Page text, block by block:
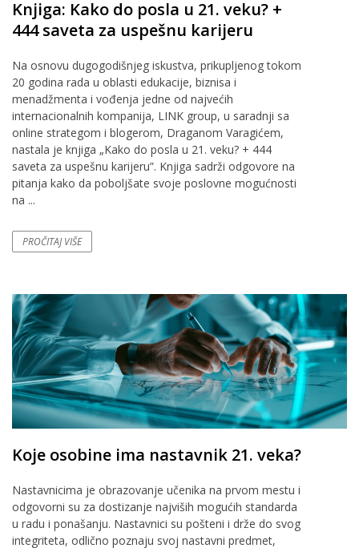
Knjiga: Kako do posla u 21. veku? +
444 saveta za uspešnu karijeru
Na osnovu dugogodišnjeg iskustva, prikupljenog tokom
20 godina rada u oblasti edukacije, biznisa i
menadžmenta i vođenja jedne od najvećih
internacionalnih kompanija, LINK group, u saradnji sa
online strategom i blogerom, Draganom Varagićem,
nastala je knjiga „Kako do posla u 21. veku? + 444
saveta za uspešnu karijeru”. Knjiga sadrži odgovore na
pitanja kako da poboljšate svoje poslovne mogućnosti
na ...
PROČITAJ VIŠE
Koje osobine ima nastavnik 21. veka?
Nastavnicima je obrazovanje učenika na prvom mestu i
odgovorni su za dostizanje najviših mogućih standarda
u radu i ponašanju. Nastavnici su pošteni i drže do svog
integriteta, odlično poznaju svoj nastavni predmet,